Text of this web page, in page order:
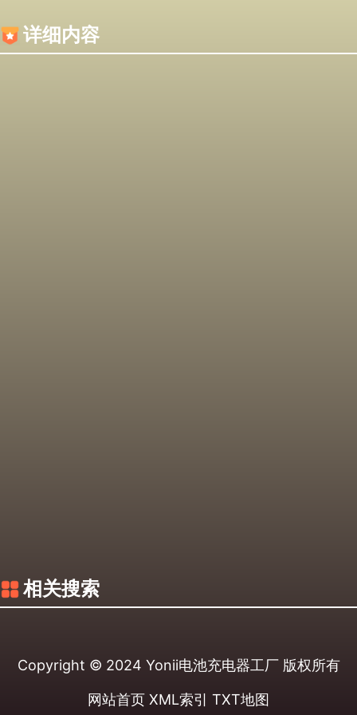
详细内容
相关搜索
Copyright © 2024 Yonii电池充电器工厂版权所有
网站首页 XML索引 TXT地图